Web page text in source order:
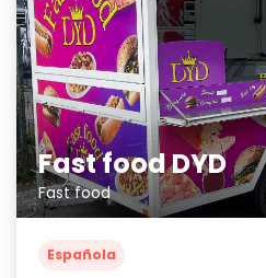
Fast food DYD
Fast food
Española